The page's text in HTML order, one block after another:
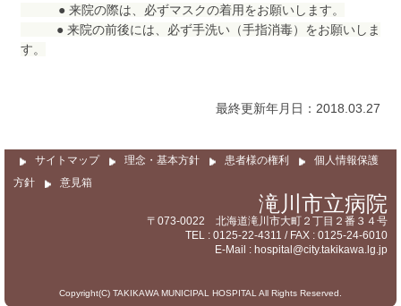
● 来院の際は、必ずマスクの着用をお願いします。
● 来院の前後には、必ず手洗い（手指消毒）をお願いしま
す。
最終更新年月日：2018.03.27
サイトマップ 理念・基本方針 患者様の権利
個人情報保護
方針
意見箱
滝川市立病院
〒073-0022 北海道滝川市大町２丁目２番３４号
TEL : 0125-22-4311 / FAX : 0125-24-6010
E-Mail : hospital@city.takikawa.lg.jp
Copyright(C) TAKIKAWA MUNICIPAL HOSPITAL All Rights Reserved.